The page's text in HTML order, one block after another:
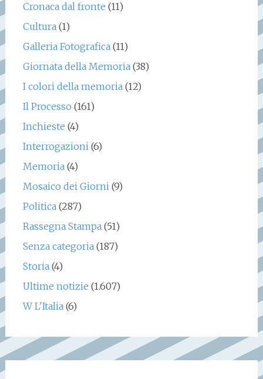
Cronaca dal fronte (11)
Cultura(1)
Galleria Fotografica(11)
Giornata della Memoria(38)
I colori della memoria(12)
Il Processo (161)
Inchieste (4)
Interrogazioni(6)
Memoria(4)
Mosaico dei Giorni(9)
Politica(287)
Rassegna Stampa(51)
Senza categoria(187)
Storia(4)
Ultime notizie (1.607)
W L'Italia(6)